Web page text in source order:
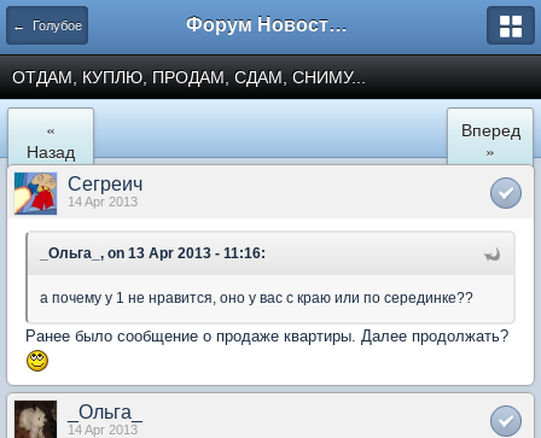
← Голубое Форум Новостройки
ОТДАМ, КУПЛЮ, ПРОДАМ, СДАМ, СНИМУ...
«
Назад
Вперед
»
Сегреич
14 Apr 2013
_Ольга_, on 13 Apr 2013 - 11:16:
а почему у 1 не нравится, оно у вас с краю или по серединке??
Ранее было сообщение о продаже квартиры. Далее продолжать?
_Ольга_
14 Apr 2013